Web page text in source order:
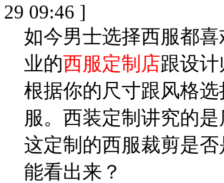
29 09:46 ]
如今男士选择西服都
业的西服定制店跟设
根据你的尺寸跟风格
服。西装定制讲究的
这定制的西服裁剪是
能看出来？